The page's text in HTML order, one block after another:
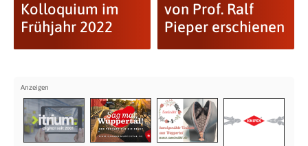
Kolloquium im
Frühjahr 2022
von Prof. Ralf
Pieper erschienen